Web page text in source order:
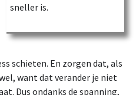
sneller is.
schieten. En zorgen dat, als
want dat verander je niet
Dus ondanks de spanning,